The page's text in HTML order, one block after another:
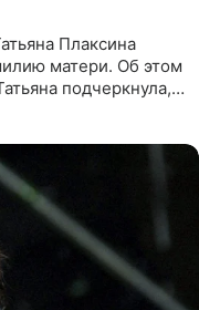
Плаксина
матери. Об этом
подчеркнула,